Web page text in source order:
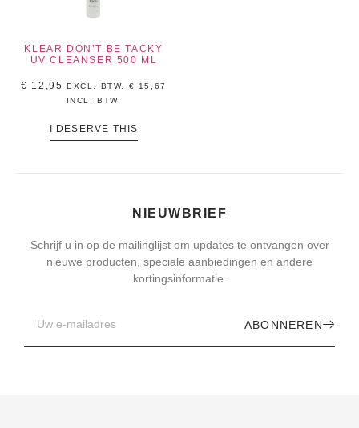
KLEAR DON’T BE TACKY
UV CLEANSER 500 ML
€ 12,95 EXCL. BTW. €
15,67
INCL, BTW.
I DESERVE THIS
NIEUWBRIEF
Schrijf u in op de mailinglijst om updates te ontvangen over
nieuwe producten, speciale aanbiedingen en andere
kortingsinformatie.
ABONNEREN